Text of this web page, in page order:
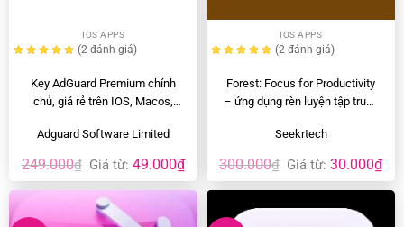
IOS APPS
(2 đánh giá)
Key AdGuard Premium chính
chủ, giá rẻ trên IOS, Macos,
Adguard Software Limited
249.000₫ Giá từ:49.000₫
IOS APPS
(2 đánh giá)
Forest: Focus for Productivity
– ứng dụng rèn luyện tập trung
Seekrtech
300.000₫ Giá từ:30.000₫